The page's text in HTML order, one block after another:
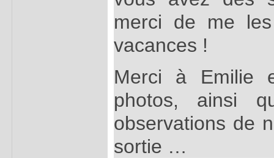
merci de me les
vacances !
Merci à Emilie
photos, ainsi
observations de
sortie …